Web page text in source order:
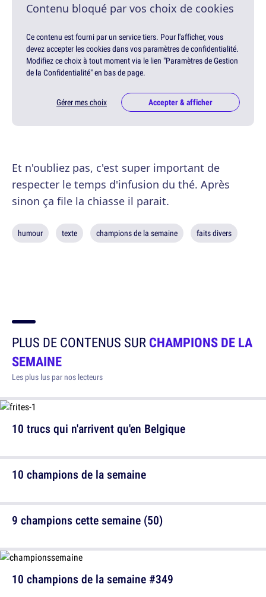
Contenu bloqué par vos choix de cookies
Ce contenu est fourni par un service tiers. Pour l'afficher, vous
devez accepter les cookies dans vos paramètres de confidentialité.
Modifiez ce choix à tout moment via le lien "Paramètres de Gestion
de la Confidentialité" en bas de page.
Gérer mes choix Accepter & afficher
Et n'oubliez pas, c'est super important de
respecter le temps d'infusion du thé. Après
sinon ça file la chiasse il parait.
humour texte champions de la semaine faits divers
PLUS DE CONTENUS SURCHAMPIONS DE LA
SEMAINE
Les plus lus par nos lecteurs
10 trucs qui n'arrivent qu'en Belgique
9 champions cette semaine (50)
10 champions de la semaine
10 champions de la semaine #349